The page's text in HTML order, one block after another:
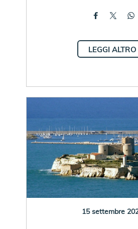
LEGGI ALTRO
15 settembre